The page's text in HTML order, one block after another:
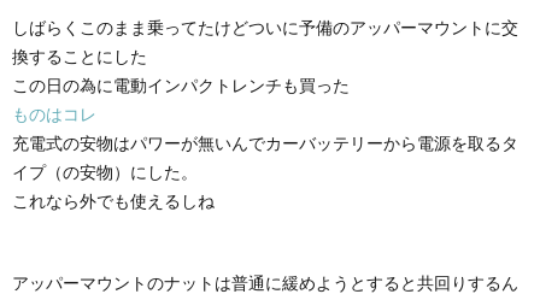
しばらくこのまま乗ってたけどついに予備のアッパーマウントに交
換することにした
この日の為に電動インパクトレンチも買った
ものはコレ
充電式の安物はパワーが無いんでカーバッテリーから電源を取るタ
イプ（の安物）にした。
これなら外でも使えるしね
アッパーマウントのナットは普通に緩めようとすると共回りするん